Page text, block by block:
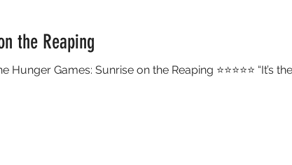
the Reaping
Games: Sunrise on the Reaping ⭐⭐⭐⭐⭐ “It’s